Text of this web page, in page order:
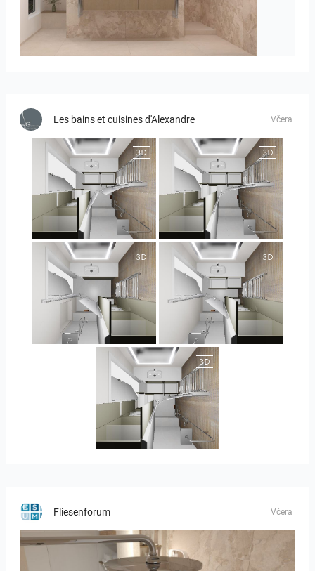
Les bains et cuisines d'Alexandre Včera
JEGOUX-PASSER JEGOUX-PASSER
JEGOUX-PASSER 2 JEGOUX-PASSER 2
JEGOUX-PASSER
Fliesenforum Včera